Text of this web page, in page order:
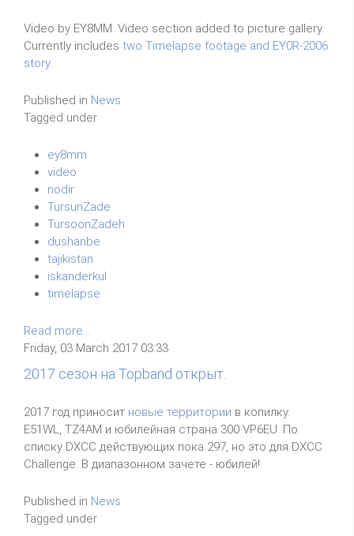
Video by EY8MM. Video section added to picture gallery.
Currently includes two Timelapse footage and EY0R-2006
story.
Published in News
Tagged under
ey8mm
video
nodir
TursunZade
TursoonZadeh
dushanbe
tajikistan
iskanderkul
timelapse
Read more...
Friday, 03 March 2017 03:33
2017 сезон на Topband открыт.
2017 год приносит новые территории в копилку.
E51WL, TZ4AM и юбилейная страна 300 VP6EU. По
списку DXCC действующих пока 297, но это для DXCC
Challenge. В диапазонном зачете - юбилей!
Published in News
Tagged under